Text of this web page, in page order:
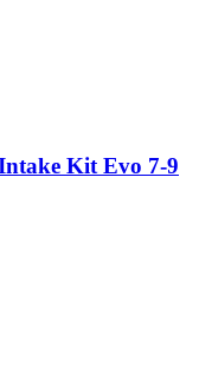
Kit Evo 7-9